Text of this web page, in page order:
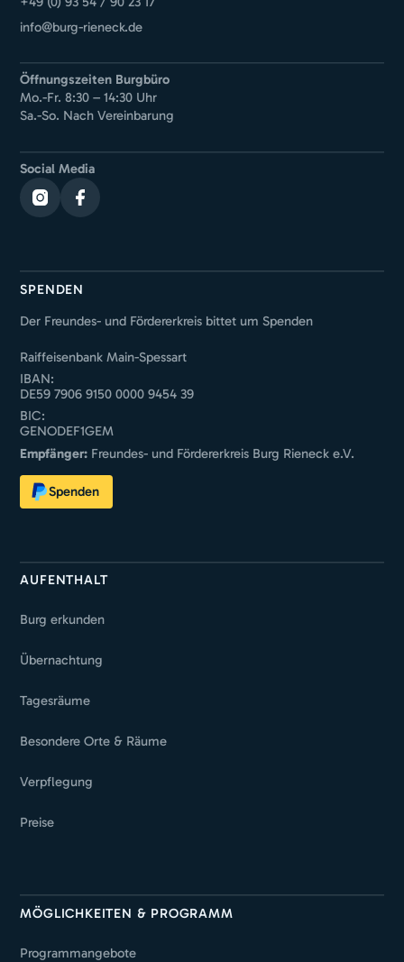
info@burg-rieneck.de
Öffnungszeiten Burgbüro
Mo.-Fr. 8:30 – 14:30 Uhr
Sa.-So. Nach Vereinbarung
Social Media
SPENDEN
Der Freundes- und Fördererkreis bittet um Spenden
Raiffeisenbank Main-Spessart
IBAN:
DE59 7906 9150 0000 9454 39
BIC:
GENODEF1GEM
Empfänger: Freundes- und Fördererkreis Burg Rieneck e.V.
Spenden
AUFENTHALT
Burg erkunden
Übernachtung
Tagesräume
Besondere Orte & Räume
Verpflegung
Preise
MÖGLICHKEITEN & PROGRAMM
Programmangebote